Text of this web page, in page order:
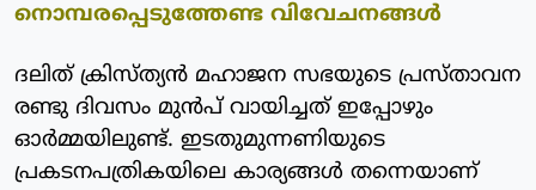
നൊമ്പരപ്പെടുത്തേണ്ട വിവേചനങ്ങള്‍
ദലിത് ക്രിസ്ത്യന്‍ മഹാജന സഭയുടെ പ്രസ്താവന
രണ്ടു ദിവസം മുന്‍പ് വായിച്ചത് ഇപ്പോഴും
ഓര്‍മ്മയിലുണ്ട്. ഇടതുമുന്നണിയുടെ
പ്രകടനപത്രികയിലെ കാര്യങ്ങള്‍ തന്നെയാണ്